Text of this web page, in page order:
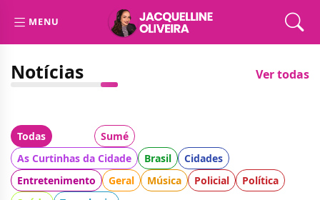
MENU
Notícias Ver todas
Todas Sumé
As Curtinhas da Cidade
Brasil
Cidades
Entretenimento
Geral Música Policial
Política